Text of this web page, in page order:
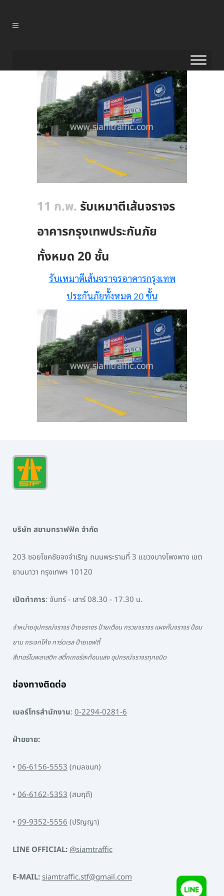
11 ก.พ. รับเหมาตีเส้นจราจร
อาคารกรุงเทพประกันภัย
ทั้งหมด 20 ชั้น
รับเหมาตีเส้นจราจรอาคารกรุงเทพ
ประกันภัยทั้งหมด 20 ชั้น
บริษัท สยามทราฟฟิค จำกัด
203 ซอยโชคชัยจงจำเริญ ถนนพระรามที่ 3 แขวงบางโพงพาง เขต
ยานนาวา กรุงเทพฯ 10120
เปิดทำการ: จันทร์ - เสาร์ 08.30 - 17.30 น.
จำหน่ายอุปกรณ์จราจร ป้ายจราจร ป้ายเตือน กรวยจราจร แผงกั้นจราจร ป้อม
ยาม กระจกโค้ง การ์ดเรล ป้ายเซฟตี้
สีเทอร์โมพลาสติก สติ๊กเกอร์สะท้อนแสง อุปกรณ์จราจรทุกชนิด
ช่องทางติดต่อ
เบอร์โทรสำนักงาน: 0-2294-0281-6
ฝ่ายขาย:
• 06-6156-5553(กมลชนก)
• 06-6162-5353(สมฤดี)
• 09-9352-5556(ปริญญา)
LINE OFFICIAL:@siamtraffic
E-MAIL:siamtraffic.stf@gmail.com